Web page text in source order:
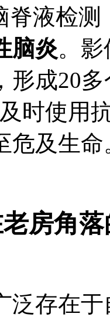
脊液检测
脑炎。
形成20
时使用
危及生
房角
泛存在